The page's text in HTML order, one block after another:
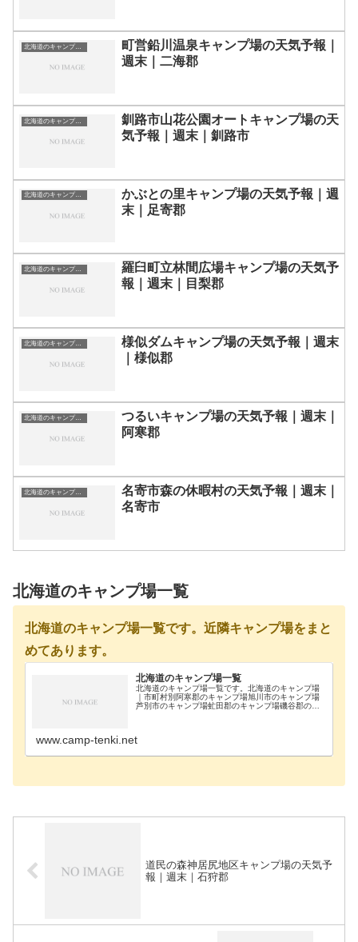
北海道のキャンプ場一覧
町営鉛川温泉キャンプ場の天気予報｜
週末｜二海郡
北海道のキャンプ場一覧
釧路市山花公園オートキャンプ場の天
気予報｜週末｜釧路市
北海道のキャンプ場一覧
かぶとの里キャンプ場の天気予報｜週
末｜足寄郡
北海道のキャンプ場一覧
羅臼町立林間広場キャンプ場の天気予
報｜週末｜目梨郡
北海道のキャンプ場一覧
様似ダムキャンプ場の天気予報｜週末
｜様似郡
北海道のキャンプ場一覧
つるいキャンプ場の天気予報｜週末｜
阿寒郡
北海道のキャンプ場一覧
名寄市森の休暇村の天気予報｜週末｜
名寄市
北海道のキャンプ場一覧
北海道のキャンプ場一覧です。近隣キャンプ場をまと
めてあります。
北海道のキャンプ場一覧
北海道のキャンプ場一覧です。北海道のキャンプ場
｜市町村別阿寒郡のキャンプ場旭川市のキャンプ場
芦別市のキャンプ場虻田郡のキャンプ場磯谷郡のキ
www.camp-tenki.net
道民の森神居尻地区キャンプ場の天気予
報｜週末｜石狩郡